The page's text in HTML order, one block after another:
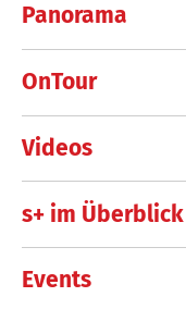
Panorama
OnTour
Videos
s+ im Überblick
Events